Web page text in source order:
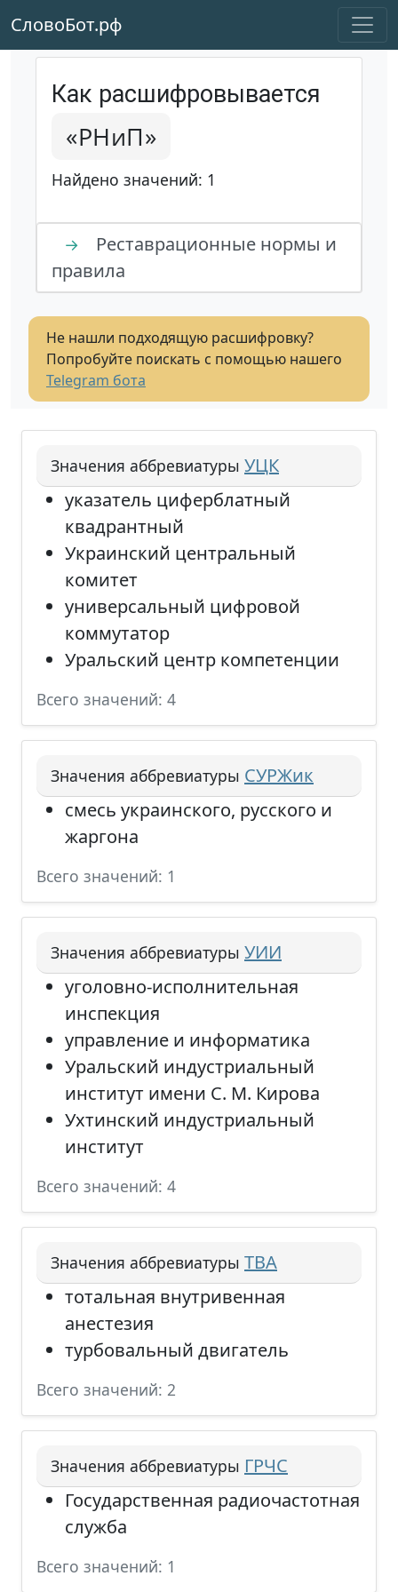
СловоБот.рф
Как расшифровывается
«РНиП»
Найдено значений: 1
→
Реставрационные нормы и
правила
Не нашли подходящую расшифровку?
Попробуйте поискать с помощью нашего
Telegram бота
Значения аббревиатуры УЦК
указатель циферблатный
квадрантный
Украинский центральный
комитет
универсальный цифровой
коммутатор
Уральский центр компетенции
Всего значений: 4
Значения аббревиатуры СУРЖик
смесь украинского, русского и
жаргона
Всего значений: 1
Значения аббревиатуры УИИ
уголовно-исполнительная
инспекция
управление и информатика
Уральский индустриальный
институт имени С. М. Кирова
Ухтинский индустриальный
институт
Всего значений: 4
Значения аббревиатуры ТВА
тотальная внутривенная
анестезия
турбовальный двигатель
Всего значений: 2
Значения аббревиатуры ГРЧС
Государственная радиочастотная
служба
Всего значений: 1